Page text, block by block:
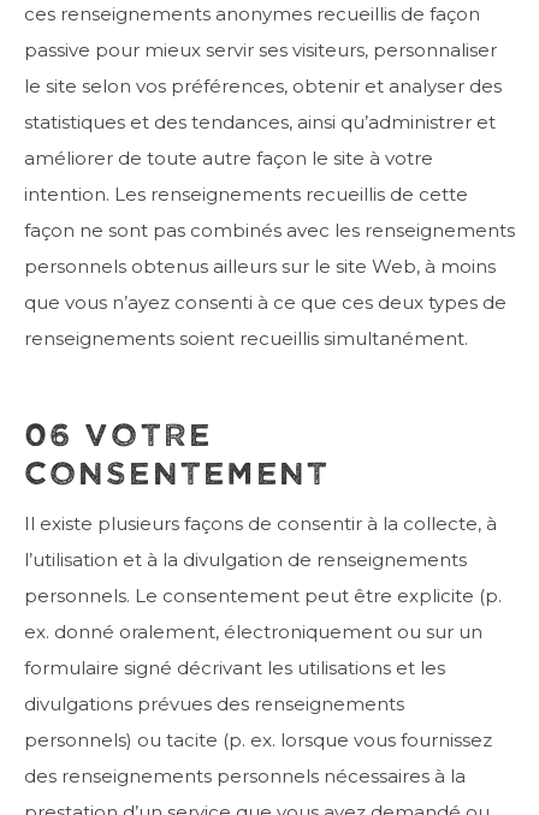
ces renseignements anonymes recueillis de façon
passive pour mieux servir ses visiteurs, personnaliser
le site selon vos préférences, obtenir et analyser des
statistiques et des tendances, ainsi qu’administrer et
améliorer de toute autre façon le site à votre
intention. Les renseignements recueillis de cette
façon ne sont pas combinés avec les renseignements
personnels obtenus ailleurs sur le site Web, à moins
que vous n’ayez consenti à ce que ces deux types de
renseignements soient recueillis simultanément.
06 VOTRE
CONSENTEMENT
Il existe plusieurs façons de consentir à la collecte, à
l’utilisation et à la divulgation de renseignements
personnels. Le consentement peut être explicite (p.
ex. donné oralement, électroniquement ou sur un
formulaire signé décrivant les utilisations et les
divulgations prévues des renseignements
personnels) ou tacite (p. ex. lorsque vous fournissez
des renseignements personnels nécessaires à la